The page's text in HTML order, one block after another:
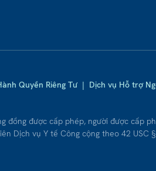
Quyền Riêng Tư | Dịch vụ Hỗ trợ
đồng được cấp phép, người được cấp
Dịch vụ Y tế Công cộng theo 42 USC